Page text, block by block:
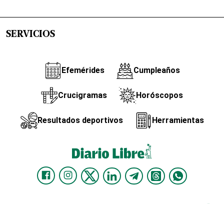
SERVICIOS
Efemérides Cumpleaños
Crucigramas Horóscopos
Resultados deportivos Herramientas